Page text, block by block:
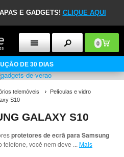
E GADGETS! CLIQUE AQUI
0
DE 30 DIAS
telemóveis
Películas e vidro
S10
GALAXY S10
protetores de ecrã para Samsung
telefone, você nem deve ... Mais